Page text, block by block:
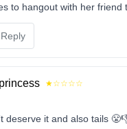
to hangout with her friend
Reply
★☆☆☆☆
deserve it and also tails